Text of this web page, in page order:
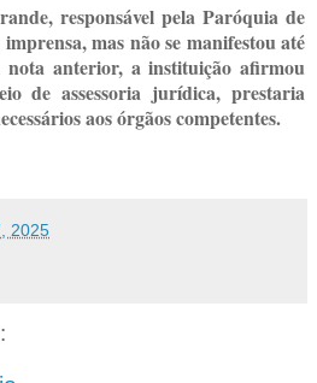
responsável pela Paróquia de
mas não se manifestou até
anterior, a instituição afirmou
de assessoria jurídica, prestaria
aos órgãos competentes.
2025